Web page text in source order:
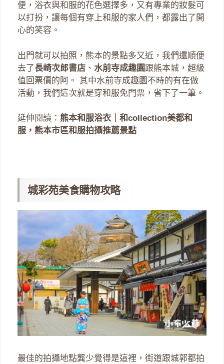
便，浴衣與和服的花色選擇多，又有專業的妝髮可
以打扮，讓每個有穿上和服的家人們，都露出了開
心的笑容。
出門就可以拍照，熊本的景點多又近，我們還順便
去了長崎次郎書店 、 水前寺成趣園跟熊本城，超級
值回票價的阿。 其中水前寺成趣園不時的有在做
活動，我們這次就是穿和服免門票，省下了一筆。
延伸閱讀： 熊本和服浴衣｜和collection美都和
服，熊本市區和服拍攝推薦景點
城彩苑美食購物攻略
最佳的拍攝地點龔少覺得是這裡，街道跟城郭都拍